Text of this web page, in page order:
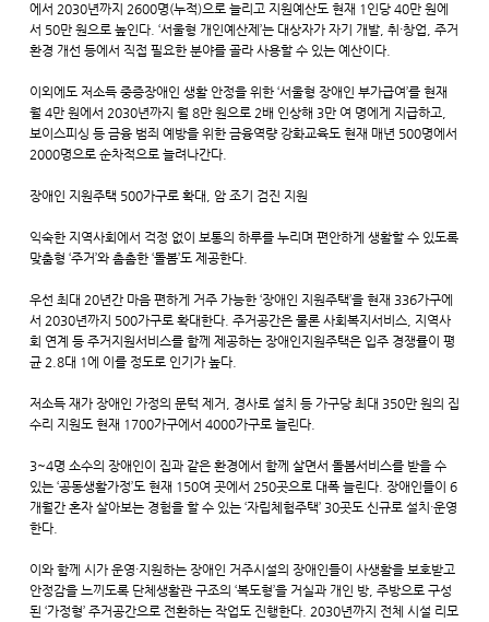
에서 2030년까지 2600명(누적)으로 늘리고 지원예산도 현재 1인당 40만 원에
서 50만 원으로 높인다. ‘서울형 개인예산제’는 대상자가 자기 개발, 취·창업, 주거
환경 개선 등에서 직접 필요한 분야를 골라 사용할 수 있는 예산이다.
이외에도 저소득 중증장애인 생활 안정을 위한 ‘서울형 장애인 부가급여’를 현재
월 4만 원에서 2030년까지 월 8만 원으로 2배 인상해 3만 여 명에게 지급하고,
보이스피싱 등 금융 범죄 예방을 위한 금융역량 강화교육도 현재 매년 500명에서
2000명으로 순차적으로 늘려나간다.
장애인 지원주택 500가구로 확대, 암 조기 검진 지원
익숙한 지역사회에서 걱정 없이 보통의 하루를 누리며 편안하게 생활할 수 있도록
맞춤형 ‘주거’와 촘촘한 ‘돌봄’도 제공한다.
우선 최대 20년간 마음 편하게 거주 가능한 ‘장애인 지원주택’을 현재 336가구에
서 2030년까지 500가구로 확대한다. 주거공간은 물론 사회복지서비스, 지역사
회 연계 등 주거지원서비스를 함께 제공하는 장애인지원주택은 입주 경쟁률이 평
균 2.8대 1에 이를 정도로 인기가 높다.
저소득 재가 장애인 가정의 문턱 제거, 경사로 설치 등 가구당 최대 350만 원의 집
수리 지원도 현재 1700가구에서 4000가구로 늘린다.
3~4명 소수의 장애인이 집과 같은 환경에서 함께 살면서 돌봄서비스를 받을 수
있는 ‘공동생활가정’도 현재 150여 곳에서 250곳으로 대폭 늘린다. 장애인들이 6
개월간 혼자 살아보는 경험을 할 수 있는 ‘자립체험주택’ 30곳도 신규로 설치·운영
한다.
이와 함께 시가 운영·지원하는 장애인 거주시설의 장애인들이 사생활을 보호받고
안정감을 느끼도록 단체생활관 구조의 ‘복도형’을 거실과 개인 방, 주방으로 구성
된 ‘가정형’ 주거공간으로 전환하는 작업도 진행한다. 2030년까지 전체 시설 리모